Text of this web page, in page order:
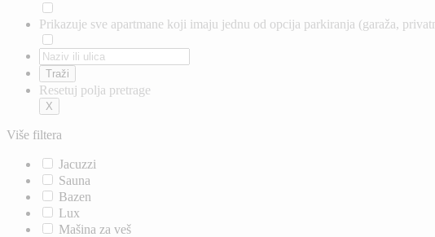
Prikazuje sve apartmane koji imaju jednu od opcija parkiranja (garaža,
Resetuj polja pretrage
Više filtera
Jacuzzi
Sauna
Bazen
Lux
Mašina za veš